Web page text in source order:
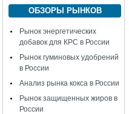
ОБЗОРЫ РЫНКОВ
Рынок энергетических
добавок для КРС в России
Рынок гуминовых удобрений
в России
Анализ рынка кокса в России
Рынок защищенных жиров в
России